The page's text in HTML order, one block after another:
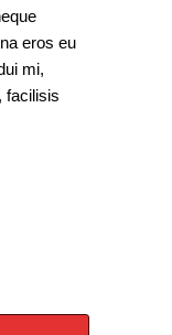
eros eu
mi,
facilisis